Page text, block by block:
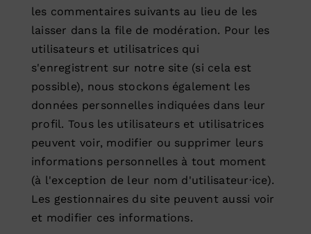
les commentaires suivants au lieu de les
laisser dans la file de modération. Pour les
utilisateurs et utilisatrices qui
s'enregistrent sur notre site (si cela est
possible), nous stockons également les
données personnelles indiquées dans leur
profil. Tous les utilisateurs et utilisatrices
peuvent voir, modifier ou supprimer leurs
informations personnelles à tout moment
(à l'exception de leur nom d'utilisateur·ice).
Les gestionnaires du site peuvent aussi voir
et modifier ces informations.